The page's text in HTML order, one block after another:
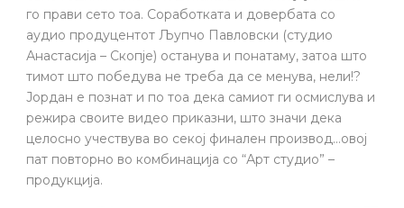
го прави сето тоа. Соработката и довербата со
аудио продуцентот Љупчо Павловски (студио
Анастасија – Скопје) останува и понатаму, затоа што
тимот што победува не треба да се менува, нели!?
Јордан е познат и по тоа дека самиот ги осмислува и
режира своите видео приказни, што значи дека
целосно учествува во секој финален производ…овој
пат повторно во комбинација со “Арт студио” –
продукција.